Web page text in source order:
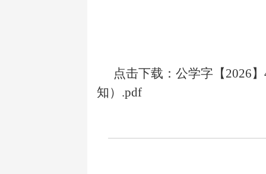
点击下载： 公学字【2026
知）.pdf